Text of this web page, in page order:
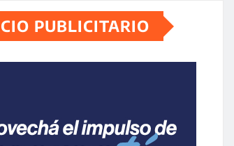
PUBLICITARIO